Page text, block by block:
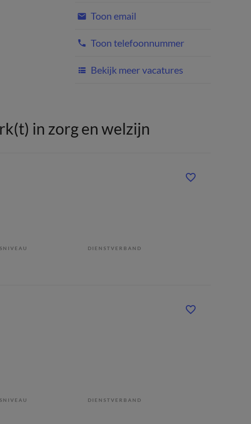
Toon email
Toon telefoonnummer
Bekijk meer vacatures
in zorg en welzijn
DIENSTVERBAND
DIENSTVERBAND